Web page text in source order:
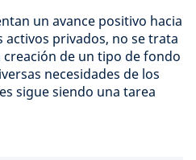
un avance positivo hacia
activos privados, no se trata
creación de un tipo de fondo
necesidades de los
sigue siendo una tarea